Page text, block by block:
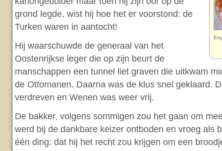
grond legde, wist hij hoe het er voorstond: de
Turken waren in aantocht!
Hij waarschuwde de generaal van het
Oostenrijkse leger die op zijn beurt de
manschappen een tunnel liet graven die uitkwam
de Ottomanen. Daarna was de klus snel geklaard.
verdreven en Wenen was weer vrij.
De bakker, volgens sommigen zou het gaan om
werd bij de dankbare keizer ontboden en vroeg als
één ding: dat hij het recht zou krijgen om een